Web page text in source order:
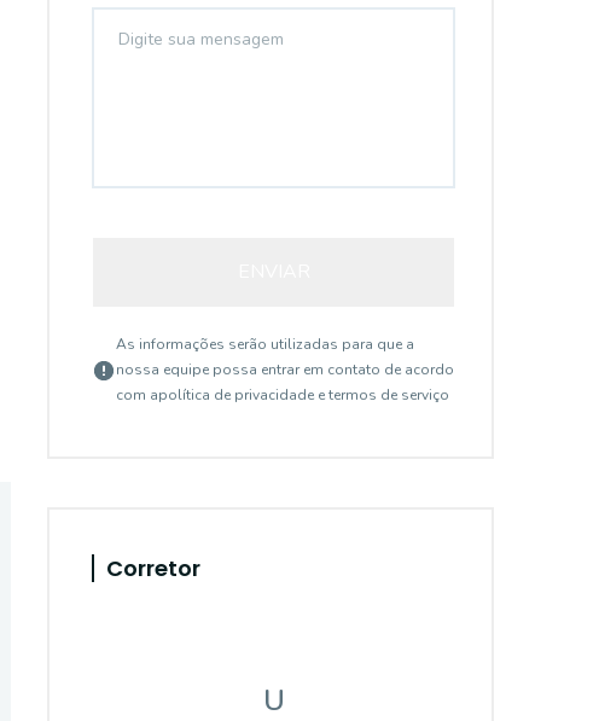
As informações serão utilizadas para que a
nossa equipe possa entrar em contato de acordo
com apolítica de privacidade e termos de serviço
Corretor
U